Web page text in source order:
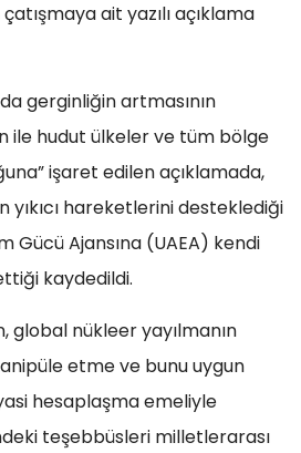
ait yazılı açıklama
gerginliğin artmasının
ile hudut ülkeler ve tüm bölge
işaret edilen açıklamada,
yıkıcı hareketlerini desteklediği
Gücü Ajansına (UAEA) kendi
kaydedildi.
global nükleer yayılmanın
etme ve bunu uygun
hesaplaşma emeliyle
teşebbüsleri milletlerarası